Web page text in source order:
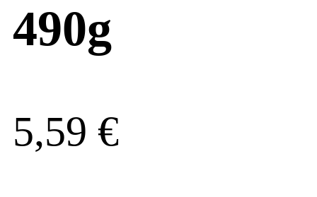
490g
5,59 €